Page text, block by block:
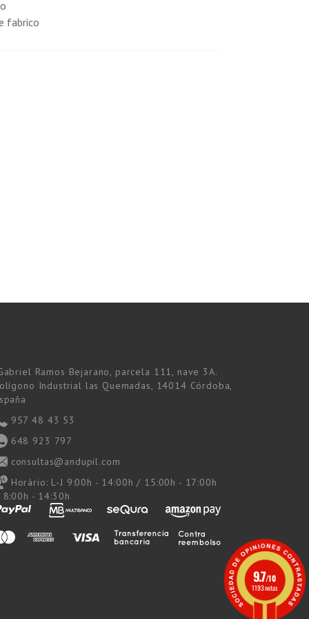
fabrico
Ramos Bejarano, parcela 111, nave 3A.
Industrial las Quemadas, 14014 Córdoba,
957 48 43 53
648 923 797
consultas@andupil.com
Horário: L-J 9:00h - 14:00h / 15:00h - 17:00h
8:00h - 14:30h
9.7/10
1193 notas